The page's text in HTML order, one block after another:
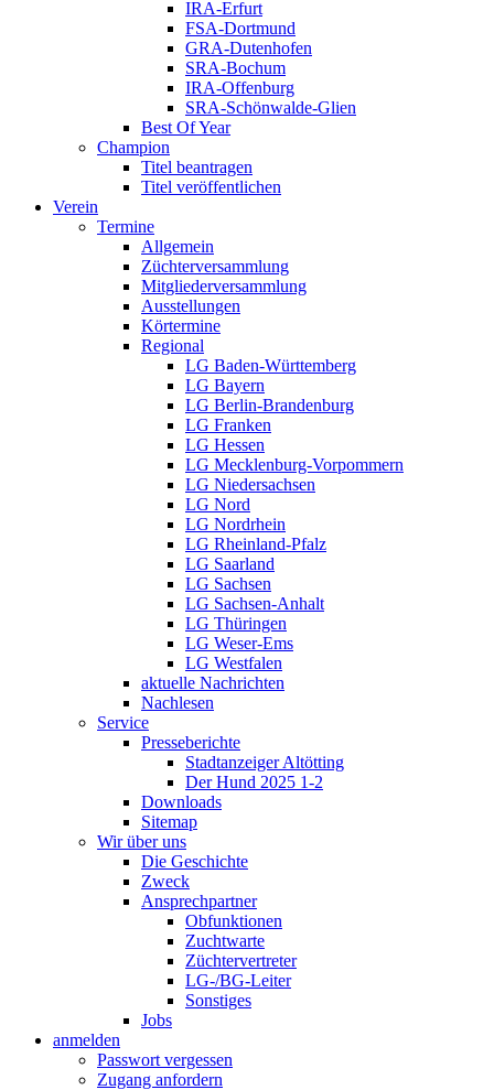
IRA-Erfurt
FSA-Dortmund
GRA-Dutenhofen
SRA-Bochum
IRA-Offenburg
SRA-Schönwalde-Glien
Best Of Year
Champion
Titel beantragen
Titel veröffentlichen
Verein
Termine
Allgemein
Züchterversammlung
Mitgliederversammlung
Ausstellungen
Körtermine
Regional
LG Baden-Württemberg
LG Bayern
LG Berlin-Brandenburg
LG Franken
LG Hessen
LG Mecklenburg-Vorpommern
LG Niedersachsen
LG Nord
LG Nordrhein
LG Rheinland-Pfalz
LG Saarland
LG Sachsen
LG Sachsen-Anhalt
LG Thüringen
LG Weser-Ems
LG Westfalen
aktuelle Nachrichten
Nachlesen
Service
Presseberichte
Stadtanzeiger Altötting
Der Hund 2025 1-2
Downloads
Sitemap
Wir über uns
Die Geschichte
Zweck
Ansprechpartner
Obfunktionen
Zuchtwarte
Züchtervertreter
LG-/BG-Leiter
Sonstiges
Jobs
anmelden
Passwort vergessen
Zugang anfordern